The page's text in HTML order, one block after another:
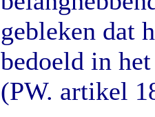
gebleken dat
bedoeld in
(PW. artikel